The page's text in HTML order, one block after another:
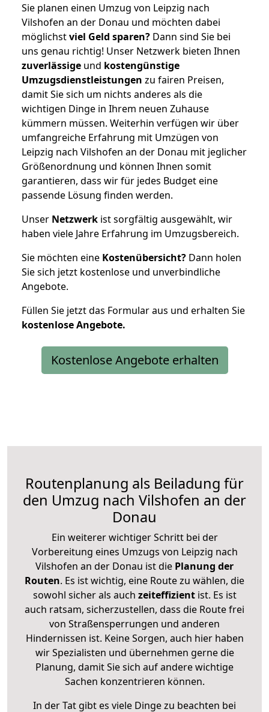
Sie planen einen Umzug von Leipzig nach
Vilshofen an der Donau und möchten dabei
möglichstviel Geld sparen? Dann sind Sie bei
uns genau richtig! Unser Netzwerk bieten Ihnen
zuverlässige und kostengünstige
Umzugsdienstleistungen zu fairen Preisen,
damit Sie sich um nichts anderes als die
wichtigen Dinge in Ihrem neuen Zuhause
kümmern müssen. Weiterhin verfügen wir über
umfangreiche Erfahrung mit Umzügen von
Leipzig nach Vilshofen an der Donau mit jeglicher
Größenordnung und können Ihnen somit
garantieren, dass wir für jedes Budget eine
passende Lösung finden werden.
Unser Netzwerk ist sorgfältig ausgewählt, wir
haben viele Jahre Erfahrung im Umzugsbereich.
Sie möchten eine Kostenübersicht? Dann holen
Sie sich jetzt kostenlose und unverbindliche
Angebote.
Füllen Sie jetzt das Formular aus und erhalten Sie
kostenloseAngebote.
Kostenlose Angebote erhalten
Routenplanung als Beiladung für
den Umzug nach Vilshofen an der
Donau
Ein weiterer wichtiger Schritt bei der
Vorbereitung eines Umzugs von Leipzig nach
Vilshofen an der Donau ist die Planung der
Routen. Es ist wichtig, eine Route zu wählen, die
sowohl sicher als auch zeiteffizientist. Es ist
auch ratsam, sicherzustellen, dass die Route frei
von Straßensperrungen und anderen
Hindernissen ist. Keine Sorgen, auch hier haben
wir Spezialisten und übernehmen gerne die
Planung, damit Sie sich auf andere wichtige
Sachen konzentrieren können.
In der Tat gibt es viele Dinge zu beachten bei